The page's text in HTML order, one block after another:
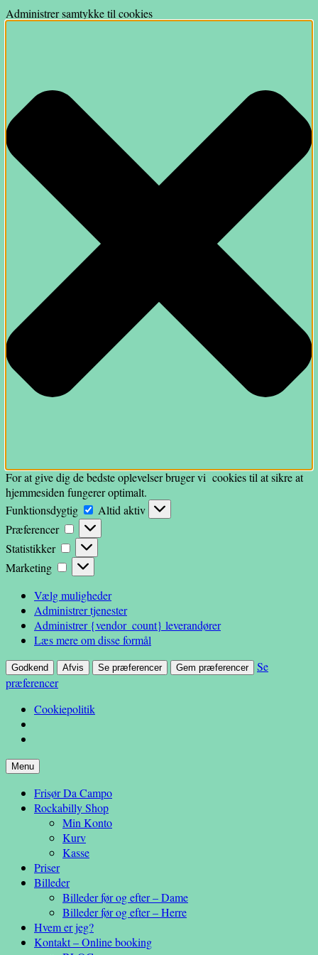
Administrer samtykke til cookies
For at give dig de bedste oplevelser bruger vi cookies til at sikre at
hjemmesiden fungerer optimalt.
Funktionsdygtig
Funktionsdygtig
Altid aktiv
Præferencer
Præferencer
Statistikker
Statistikker
Marketing
Marketing
Vælg muligheder
Administrer tjenester
Administrer {vendor_count} leverandører
Læs mere om disse formål
Godkend Afvis Se præferencer Gem præferencer
Se
præferencer
Cookiepolitik
Da Campo
– en anderledes frisøroplevelse
Menu Hop
indhold
Frisør Da Campo
Rockabilly Shop
Min Konto
Kurv
Kasse
Priser
Billeder
Billeder før og efter – Dame
Billeder før og efter – Herre
Hvem er jeg?
Kontakt – Online booking